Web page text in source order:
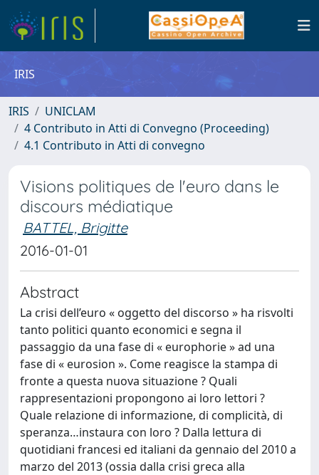
IRIS
IRIS
UNICLAM
4 Contributo in Atti di Convegno (Proceeding)
4.1 Contributo in Atti di convegno
Visions politiques de l'euro dans le
discours médiatique
BATTEL, Brigitte
2016-01-01
Abstract
La crisi dell’euro « oggetto del discorso » ha risvolti
tanto politici quanto economici e segna il
passaggio da una fase di « europhorie » ad una
fase di « eurosion ». Come reagisce la stampa di
fronte a questa nuova situazione ? Quali
rappresentazioni propongono ai loro lettori ?
Quale relazione di informazione, di complicità, di
speranza…instaura con loro ? Dalla lettura di
quotidiani francesi ed italiani da gennaio del 2010 a
marzo del 2013 (ossia dalla crisi greca alla